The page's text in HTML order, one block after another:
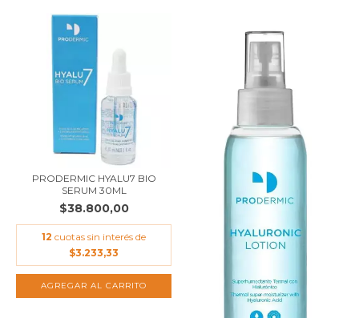
PRODERMIC HYALU7 BIO
SERUM 30ML
$38.800,00
12 cuotas sin interés de
$3.233,33